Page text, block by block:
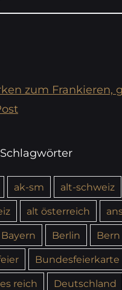
zum Frankieren,
ak-sm
alt-schweiz
alt österreich
Bayern Berlin Bern
Bundesfeierkarte
reich
Deutschland